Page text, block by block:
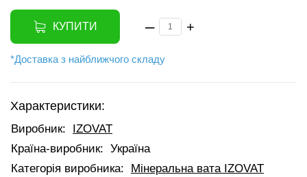
КУПИТИ – +
*Доставка з найближчого складу
Характеристики:
Виробник:
IZOVAT
Країна-виробник: Україна
Категорія виробника:
Мінеральна вата IZOVAT